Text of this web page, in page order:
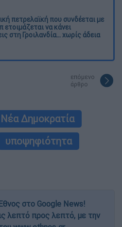
πετρελαϊκή που συνδέεται με
ετοιμάζεται να κάνει
στη Γροιλανδία... χωρίς άδεια
επόμενο
άρθρο
Νέα Δημοκρατία
υποψηφιότητα
στο Google News!
λεπτό προς λεπτό, με την